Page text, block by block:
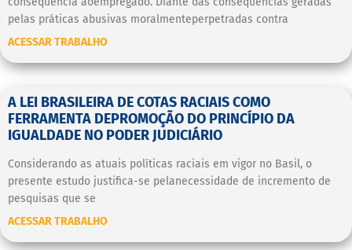
pelas práticas abusivas moralmenteperpetradas contra
ACESSAR TRABALHO
A LEI BRASILEIRA DE COTAS RACIAIS COMO
FERRAMENTA DEPROMOÇÃO DO PRINCÍPIO DA
IGUALDADE NO PODER JUDICIÁRIO
Considerando as atuais políticas raciais em vigor no Basil, o
presente estudo justifica-se pelanecessidade de incremento de
pesquisas que se
ACESSAR TRABALHO